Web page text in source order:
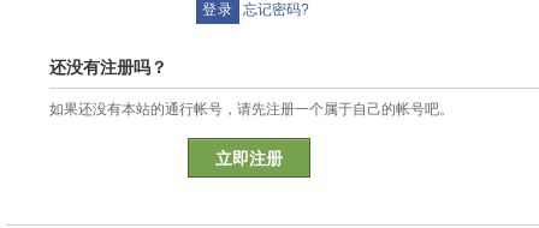
忘记密码?
还没有注册吗？
如果还没有本站的通行帐号，请先注册一个属于自己的帐号吧。
立即注册